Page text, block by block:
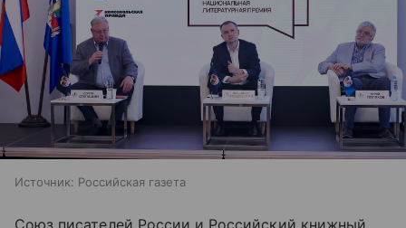
Источник: Российская газета